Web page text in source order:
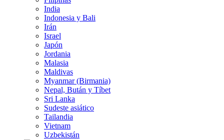
India
Indonesia y Bali
Irán
Israel
Japón
Jordania
Malasia
Maldivas
Myanmar (Birmania)
Nepal, Bután y Tíbet
Sri Lanka
Sudeste asiático
Tailandia
Vietnam
Uzbekistán